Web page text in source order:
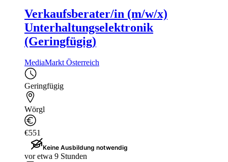
Verkaufsberater/in (m/w/x)
Unterhaltungselektronik
(Geringfügig)
MediaMarkt Österreich
Geringfügig
Wörgl
€551
Keine Ausbildung notwendig
vor etwa 9 Stunden